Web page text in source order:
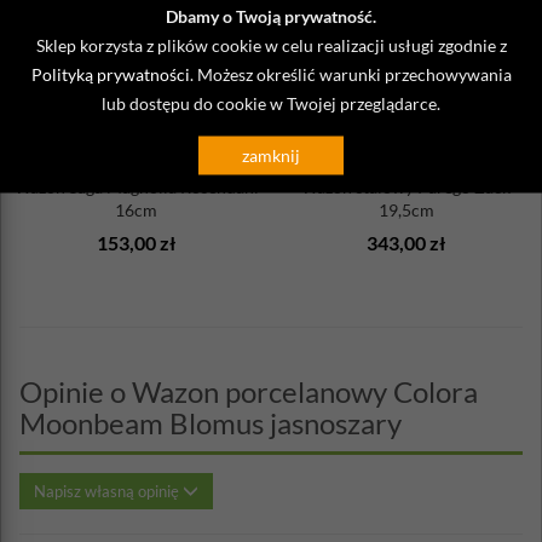
Dbamy o Twoją prywatność.
Sklep korzysta z plików cookie w celu realizacji usługi zgodnie z
Polityką prywatności . Możesz określić warunki przechowywania
lub dostępu do cookie w Twojej przeglądarce.
zamknij
16cm
153,00 zł
19,5cm
343,00 zł
Opinie o Wazon porcelanowy Colora
Moonbeam Blomus jasnoszary
Napisz własną opinię